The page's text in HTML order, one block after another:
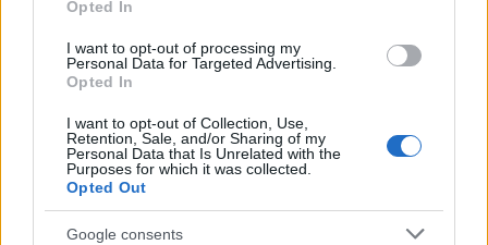
Opted In
I want to opt-out of processing my
Personal Data for Targeted Advertising.
Opted In
I want to opt-out of Collection, Use,
Retention, Sale, and/or Sharing of my
Personal Data that Is Unrelated with the
Purposes for which it was collected.
Opted Out
Google consents
Még egy filmes tematikájú társassal lepünk meg
benneteket. Freddynek már régebb óta megvan a